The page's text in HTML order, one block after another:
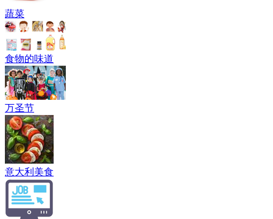
蔬菜
食物的味道
万圣节
意大利美食